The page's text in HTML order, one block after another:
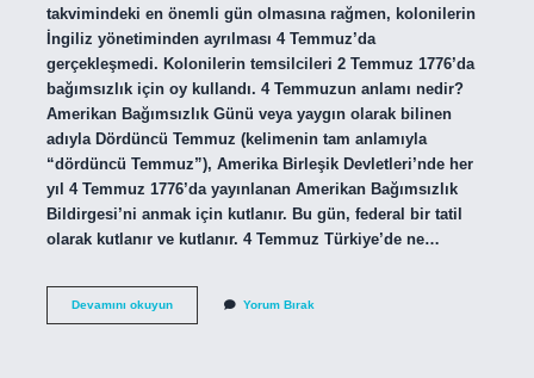
takvimindeki en önemli gün olmasına rağmen, kolonilerin
İngiliz yönetiminden ayrılması 4 Temmuz’da
gerçekleşmedi. Kolonilerin temsilcileri 2 Temmuz 1776’da
bağımsızlık için oy kullandı. 4 Temmuzun anlamı nedir?
Amerikan Bağımsızlık Günü veya yaygın olarak bilinen
adıyla Dördüncü Temmuz (kelimenin tam anlamıyla
“dördüncü Temmuz”), Amerika Birleşik Devletleri’nde her
yıl 4 Temmuz 1776’da yayınlanan Amerikan Bağımsızlık
Bildirgesi’ni anmak için kutlanır. Bu gün, federal bir tatil
olarak kutlanır ve kutlanır. 4 Temmuz Türkiye’de ne…
Devamını okuyun4
Yorum Bırak